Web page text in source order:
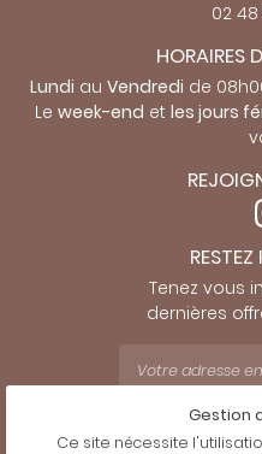
02 48
HORAIRES
Lundi au Vendredi de
Le week-end et les jours
Tenez vous
dernières
Gestion
Ce site nécessite